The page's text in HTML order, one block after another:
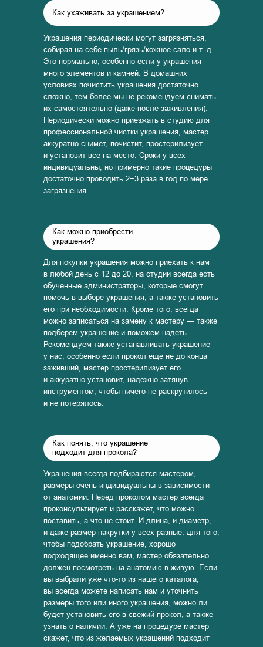
Как ухаживать за украшением?
Украшения периодически могут загрязняться,
собирая на себе пыль/грязь/кожное сало и т. д.
Это нормально, особенно если у украшения
много элементов и камней. В домашних
условиях почистить украшения достаточно
сложно, тем более мы не рекомендуем снимать
их самостоятельно (даже после заживления).
Периодически можно приезжать в студию для
профессиональной чистки украшения, мастер
аккуратно снимет, почистит, простерилизует
и установит все на место. Сроки у всех
индивидуальны, но примерно такие процедуры
достаточно проводить 2−3 раза в год по мере
загрязнения.
Как можно приобрести
украшения?
Для покупки украшения можно приехать к нам
в любой день с 12 до 20, на студии всегда есть
обученные администраторы, которые смогут
помочь в выборе украшения, а также установить
его при необходимости. Кроме того, всегда
можно записаться на замену к мастеру — также
подберем украшение и поможем надеть.
Рекомендуем также устанавливать украшение
у нас, особенно если прокол еще не до конца
заживший, мастер простерилизует его
и аккуратно установит, надежно затянув
инструментом, чтобы ничего не раскрутилось
и не потерялось.
Как понять, что украшение
подходит для прокола?
Украшения всегда подбираются мастером,
размеры очень индивидуальны в зависимости
от анатомии. Перед проколом мастер всегда
проконсультирует и расскажет, что можно
поставить, а что не стоит. И длина, и диаметр,
и даже размер накрутки у всех разные, для того,
чтобы подобрать украшение, хорошо
подходящее именно вам, мастер обязательно
должен посмотреть на анатомию в живую. Если
вы выбрали уже что-то из нашего каталога,
вы всегда можете написать нам и уточнить
размеры того или иного украшения, можно ли
будет установить его в свежий прокол, а также
узнать о наличии. А уже на процедуре мастер
скажет, что из желаемых украшений подходит